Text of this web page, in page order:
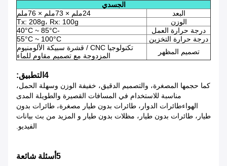
الجسدي
البعد
24ملم × 73ملم × 76ملم
الوزن
Tx: 208g، Rx: 100g
درجة حرارة العمل
-40°C ~ 85°C
درجة حرارة التخزين
55°C ~ 100°C
تصميم المظهر
تكنولوجيا CNC / قشرة سبيكة الألومنيوم
المزدوجة مع تصميم مقاوم للماء
4التطبيق:
كما حجمها المصغرة، والتصميم الدقيق، خفيفة الوزن وسهلة الحمل،
مناسبة للاستخدام في المسافات القصيرة والطويلة المدى
الهواءطائرات الدوار، طائرات بدون طيار مصغرة، طائرات بدون
طيار، طائرات بدون طيار، مظلات بدون طيار و المزيد من بث بيانات
الفيديو.
5أسئلة شائعة